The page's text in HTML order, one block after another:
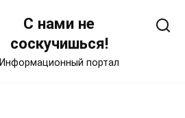
С нами не
соскучишься!
Информационный портал